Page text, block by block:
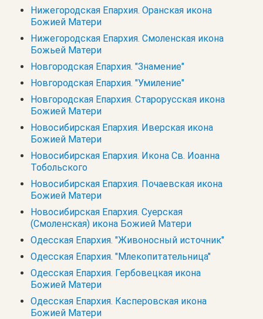
Нижегородская Епархия. Оранская икона
Божией Матери
Нижегородская Епархия. Смоленская икона
Божьей Матери
Новгородская Епархия. "Знамение"
Новгородская Епархия. "Умиление"
Новгородская Епархия. Старорусская икона
Божией Матери
Новосибирская Епархия. Иверская икона
Божией Матери
Новосибирская Епархия. Икона Св. Иоанна
Тобольского
Новосибирская Епархия. Почаевская икона
Божией Матери
Новосибирская Епархия. Суерская
(Смоленская) икона Божией Матери
Одесская Епархия. "Живоносный источник"
Одесская Епархия. "Млекопитательница"
Одесская Епархия. Гербовецкая икона
Божией Матери
Одесская Епархия. Касперовская икона
Божией Матери